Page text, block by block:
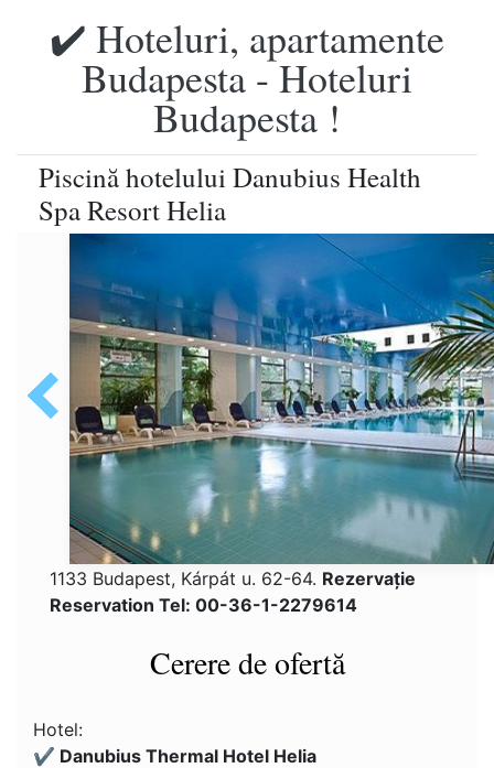
✔️ Hoteluri, apartamente
Budapesta - Hoteluri
Budapesta !
Piscină hotelului Danubius Health
Spa Resort Helia
1133 Budapest, Kárpát u. 62-64. Rezervaţie
Reservation Tel: 00-36-1-2279614
Cerere de ofertă
Hotel:
✔️ Danubius Thermal Hotel Helia